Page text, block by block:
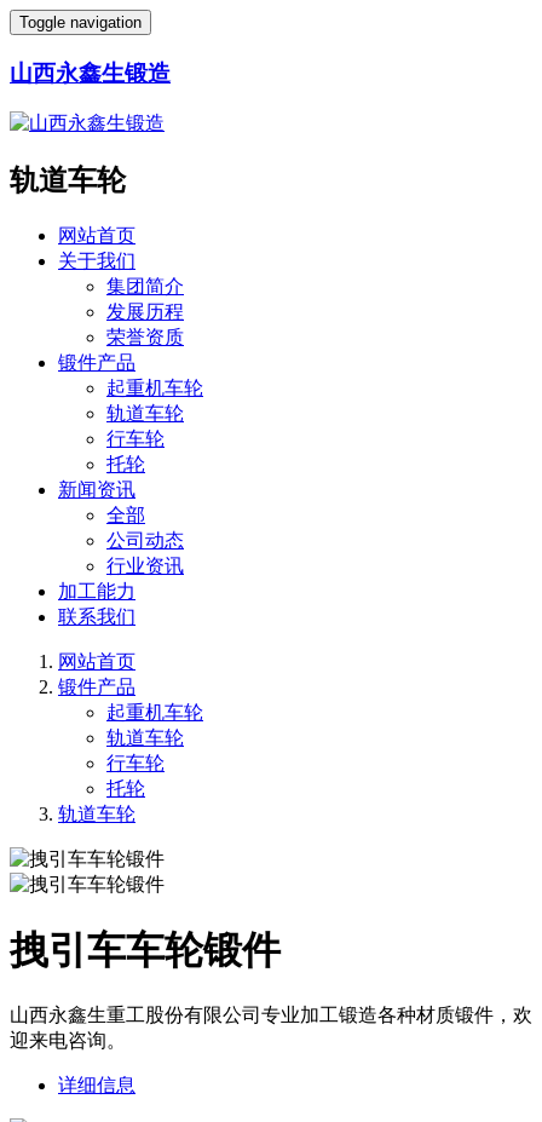
Toggle navigation
山西永鑫生锻造
轨道车轮
网站首页
关于我们
集团简介
发展历程
荣誉资质
锻件产品
起重机车轮
轨道车轮
行车轮
托轮
新闻资讯
全部
公司动态
行业资讯
加工能力
联系我们
网站首页
锻件产品
起重机车轮
轨道车轮
行车轮
托轮
轨道车轮
拽引车车轮锻件
山西永鑫生重工股份有限公司专业加工锻造各种材质锻件，欢
迎来电咨询。
详细信息